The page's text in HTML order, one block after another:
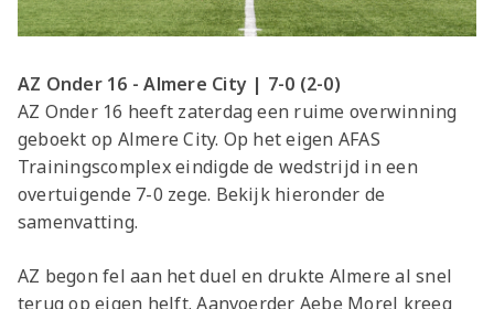
AZ Onder 16 - Almere City | 7-0 (2-0)
AZ Onder 16 heeft zaterdag een ruime overwinning
geboekt op Almere City. Op het eigen AFAS
Trainingscomplex eindigde de wedstrijd in een
overtuigende 7-0 zege. Bekijk hieronder de
samenvatting.
AZ begon fel aan het duel en drukte Almere al snel
terug op eigen helft. Aanvoerder Aebe Morel kreeg